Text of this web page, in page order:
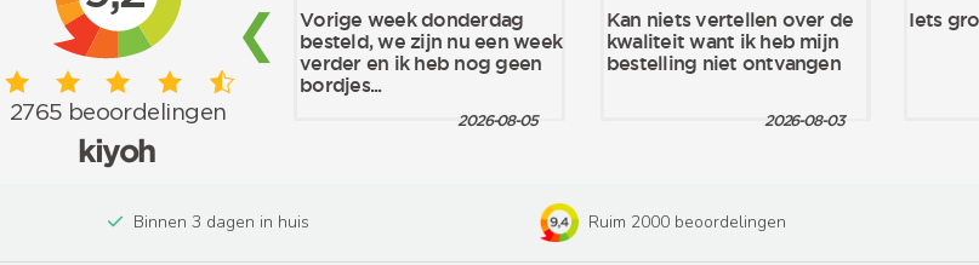
Binnen 3 dagen in huis Ruim 2000 beoordelingen